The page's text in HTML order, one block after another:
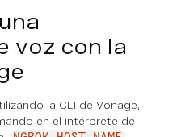
voz con la
la CLI de Vonage,
en el intérprete de